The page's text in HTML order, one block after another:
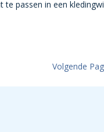
passen in een
Volgende